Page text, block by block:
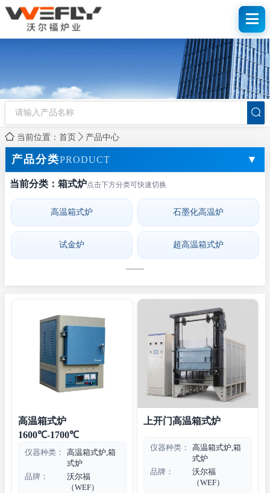
当前位置：首页 产品中心
产品分类PRODUCT ▼
箱式炉
高温箱式炉
石墨化高温炉
管式炉
当前分类：箱式炉点击下方分类可快速切换
高温箱式炉 石墨化高温炉
试金炉 超高温箱式炉
高温箱式炉
1600℃-1700℃
仪器种类：
高温箱式炉,箱
式炉
品牌：
沃尔福
（WEF）
上开门高温箱式炉
仪器种类：
高温箱式炉,箱
式炉
品牌：
沃尔福
（WEF）